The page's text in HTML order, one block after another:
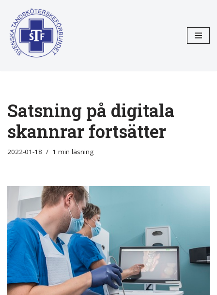
Hoppa
till
innehåll
Satsning på digitala
skannrar fortsätter
2022-01-18 1 min läsning